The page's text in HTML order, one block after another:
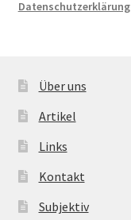
Datenschutzerklärung
Über uns
Artikel
Links
Kontakt
Subjektiv